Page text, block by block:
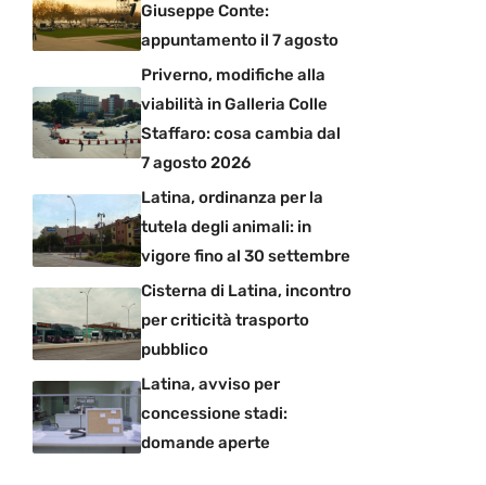
Giuseppe Conte:
appuntamento il 7 agosto
Priverno, modifiche alla
viabilità in Galleria Colle
Staffaro: cosa cambia dal
7 agosto 2026
Latina, ordinanza per la
tutela degli animali: in
vigore fino al 30 settembre
Cisterna di Latina, incontro
per criticità trasporto
pubblico
Latina, avviso per
concessione stadi:
domande aperte